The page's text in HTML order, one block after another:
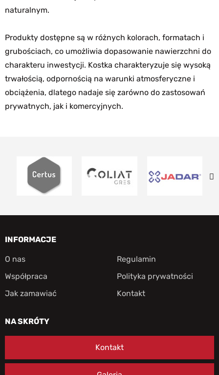
naturalnym.
Produkty dostępne są w różnych kolorach, formatach i
grubościach, co umożliwia dopasowanie nawierzchni do
charakteru inwestycji. Kostka charakteryzuje się wysoką
trwałością, odpornością na warunki atmosferyczne i
obciążenia, dlatego nadaje się zarówno do zastosowań
prywatnych, jak i komercyjnych.
INFORMACJE
O nas
Współpraca
Jak zamawiać
Regulamin
Polityka prywatności
Kontakt
NA SKRÓTY
Kontakt